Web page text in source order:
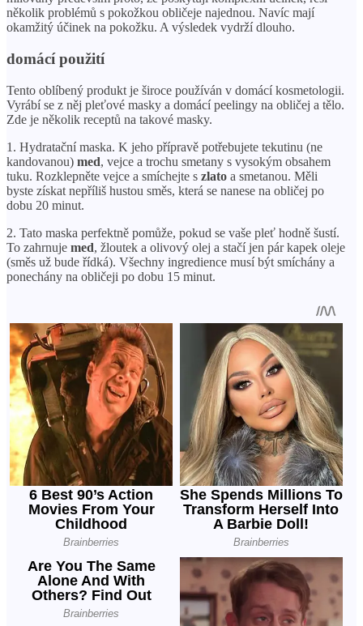
několik problémů s pokožkou obličeje najednou. Navíc mají
okamžitý účinek na pokožku. A výsledek vydrží dlouho.
domácí použití
Tento oblíbený produkt je široce používán v domácí kosmetologii.
Vyrábí se z něj pleťové masky a domácí peelingy na obličej a tělo.
Zde je několik receptů na takové masky.
1. Hydratační maska. K jeho přípravě potřebujete tekutinu (ne
kandovanou) med, vejce a trochu smetany s vysokým obsahem
tuku. Rozklepněte vejce a smíchejte s zlato a smetanou. Měli
byste získat nepříliš hustou směs, která se nanese na obličej po
dobu 20 minut.
2. Tato maska ​​perfektně pomůže, pokud se vaše pleť hodně šustí.
To zahrnuje med, žloutek a olivový olej a stačí jen pár kapek oleje
(směs už bude řídká). Všechny ingredience musí být smíchány a
ponechány na obličeji po dobu 15 minut.